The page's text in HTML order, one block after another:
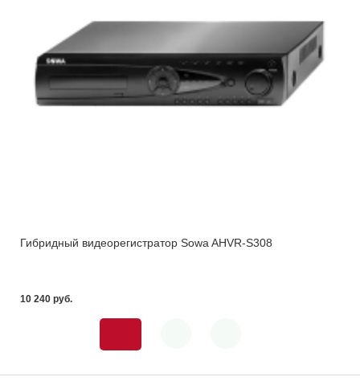
Гибридный видеорегистратор Sowa AHVR-S308
10 240 pуб.